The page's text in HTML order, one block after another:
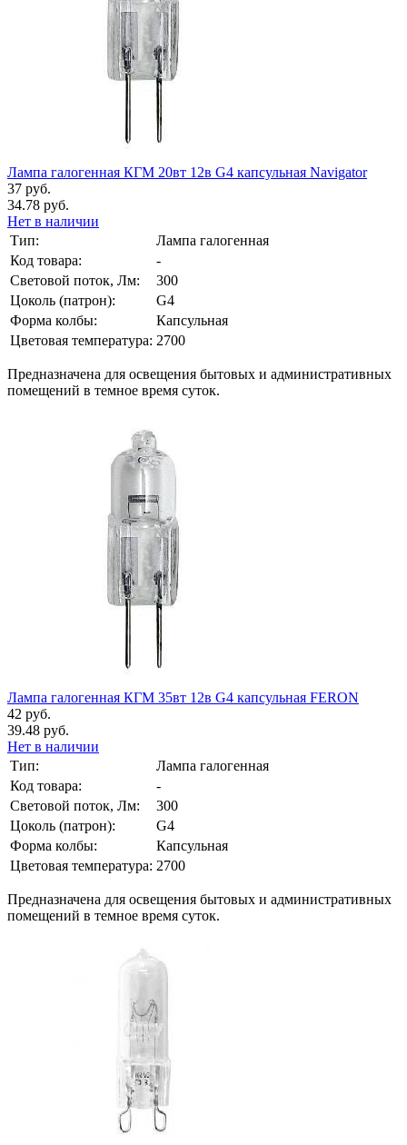
Лампа галогенная КГМ 20вт 12в G4 капсульная Navigator
37 руб.
34.78 руб.
Нет в наличии
Тип:
Лампа галогенная
Код товара:
-
Световой поток, Лм:
300
Цоколь (патрон):
G4
Форма колбы:
Капсульная
Цветовая температура: 2700
Предназначена для освещения бытовых и административных
помещений в темное время суток.
Лампа галогенная КГМ 35вт 12в G4 капсульная FERON
42 руб.
39.48 руб.
Нет в наличии
Тип:
Лампа галогенная
Код товара:
-
Световой поток, Лм:
300
Цоколь (патрон):
G4
Форма колбы:
Капсульная
Цветовая температура: 2700
Предназначена для освещения бытовых и административных
помещений в темное время суток.